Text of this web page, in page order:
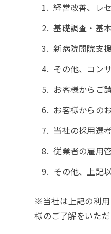
経営改善、レ
基礎調査・基
新病院開院支
その他、コン
お客様からご
お客様からの
当社の採用選
従業者の雇用
その他、上記
※当社は上記の利
様のご了解をいた